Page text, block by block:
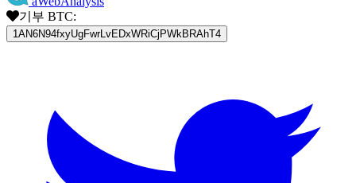
기부 BTC:
1AN6N94fxyUgFwrLvEDxWRiCjPWkBRAhT4